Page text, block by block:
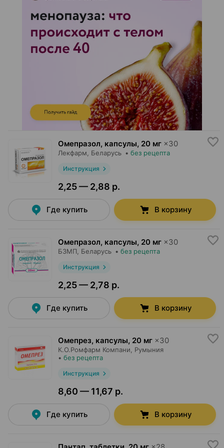
Омепразол, капсулы, 20 мг ×30
Лекфарм , Беларусь • без рецепта
Инструкция
2,25 — 2,88 р.
Где купить В корзину
Омепразол, капсулы, 20 мг ×30
БЗМП , Беларусь • без рецепта
Инструкция
2,25 — 2,78 р.
Где купить В корзину
Омепрез, капсулы, 20 мг ×30
К.О.Ромфарм Компани , Румыния
• без рецепта
Инструкция
8,60 — 11,67 р.
Где купить В корзину